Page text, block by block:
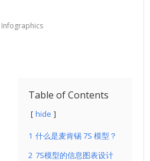
Infographics
Table of Contents
hide
1 什么是麦肯锡 7S 模型？
2 7S模型的信息图表设计